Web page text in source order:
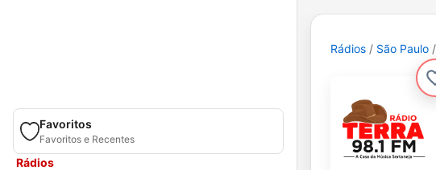
Favoritos
Favoritos e Recentes
Rádios
Rádios São Paulo